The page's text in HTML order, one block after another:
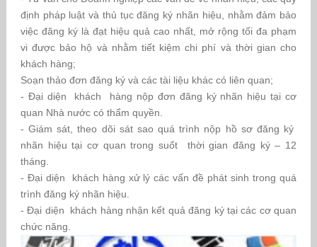
định pháp luật và thủ tục đăng ký nhãn hiệu, nhằm đảm bảo
việc đăng ký là đạt hiệu quả cao nhất, mở rộng tối đa phạm
vi được bảo hộ và nhằm tiết kiệm chi phí và thời gian cho
khách hàng;
Soạn thảo đơn đăng ký và các tài liệu khác có liên quan;
- Đại diện khách hàng nộp đơn đăng ký nhãn hiệu tại cơ
quan Nhà nước có thẩm quyền.
- Giám sát, theo dõi sát sao quá trình nộp hồ sơ đăng ký
nhãn hiệu tại cơ quan trong suốt thời gian đăng ký – 12
tháng.
- Đại diện khách hàng xử lý các vấn đề phát sinh trong quá
trình đăng ký nhãn hiệu.
- Đại diện khách hàng nhận kết quả đăng ký tại các cơ quan
chức năng.